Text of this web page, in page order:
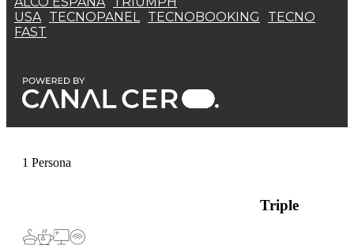
USA TECNOPANEL TECNOBOOKING
TECNO
FAST
1 Persona
Triple